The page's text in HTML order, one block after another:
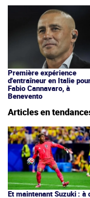
Première expérience
d'entraîneur en Italie
Fabio Cannavaro, à
Benevento
Articles en
Et maintenant Suzuki : à